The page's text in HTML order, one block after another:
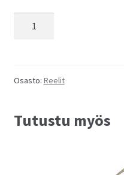
määrä
Osasto: Reelit
Tutustu myös